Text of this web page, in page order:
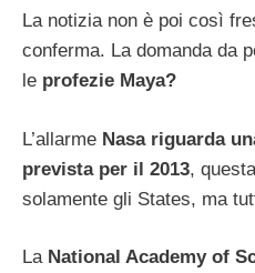
La notizia non è poi così
conferma. La domanda da
le profezie Maya?
L’allarme Nasa riguarda
prevista per il 2013,
solamente gli States, ma
La National Academy of